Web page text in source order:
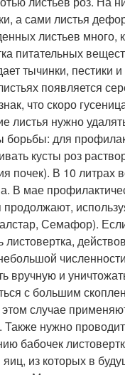
а сами листья
листьев много,
питательных
тычинки, пестики
появляется
что скоро
листья нужно
борьбы: для
кусты роз
почек). В 10 литрах
В мае
Семафор).
вручную и
с большим
случае
Также нужно
бабочек
из которых в